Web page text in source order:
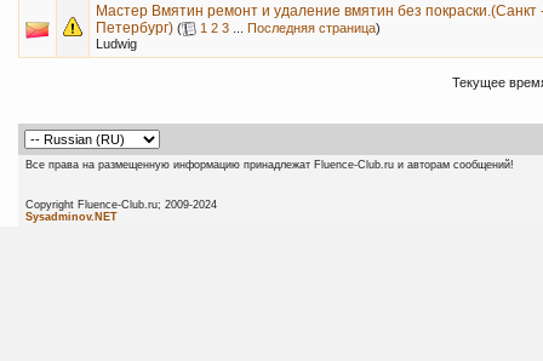
Мастер Вмятин ремонт и удаление вмятин без покраски.(Санкт
Петербург) ( 1 2 3 Последняя страница)
Ludwig
Текущее
Все права на размещенную информацию принадлежат Fluence-Club.ru и авторам сообщений!
Copyright Fluence-Club.ru;
Sysadminov.NET